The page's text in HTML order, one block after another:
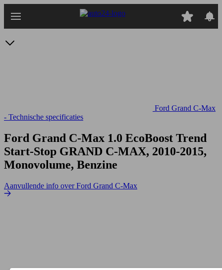
naar
Ford Grand C-Max
- Technische specificaties
Ford Grand C-Max 1.0 EcoBoost Trend
Start-Stop GRAND C-MAX, 2010-2015,
Monovolume, Benzine
Aanvullende info over Ford Grand C-Max